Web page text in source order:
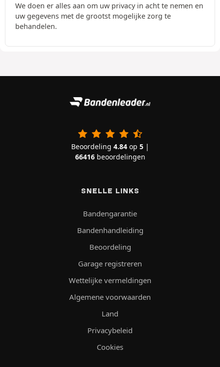
We doen er alles aan om uw privacy in acht te nemen en
uw gegevens met de grootst mogelijke zorg te
behandelen.
Beoordeling 4.84op 5|
66416beoordelingen
SNELLE LINKS
Bandengarantie
Bandenhandleiding
Beoordeling
Garage registreren
Wettelijke vermeldingen
Algemene voorwaarden
Land
Privacybeleid
Cookies